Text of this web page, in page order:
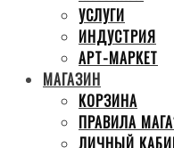
УСЛУГИ
ИНДУСТРИЯ
АРТ-МАРКЕТ
МАГАЗИН
КОРЗИНА
ПРАВИЛА